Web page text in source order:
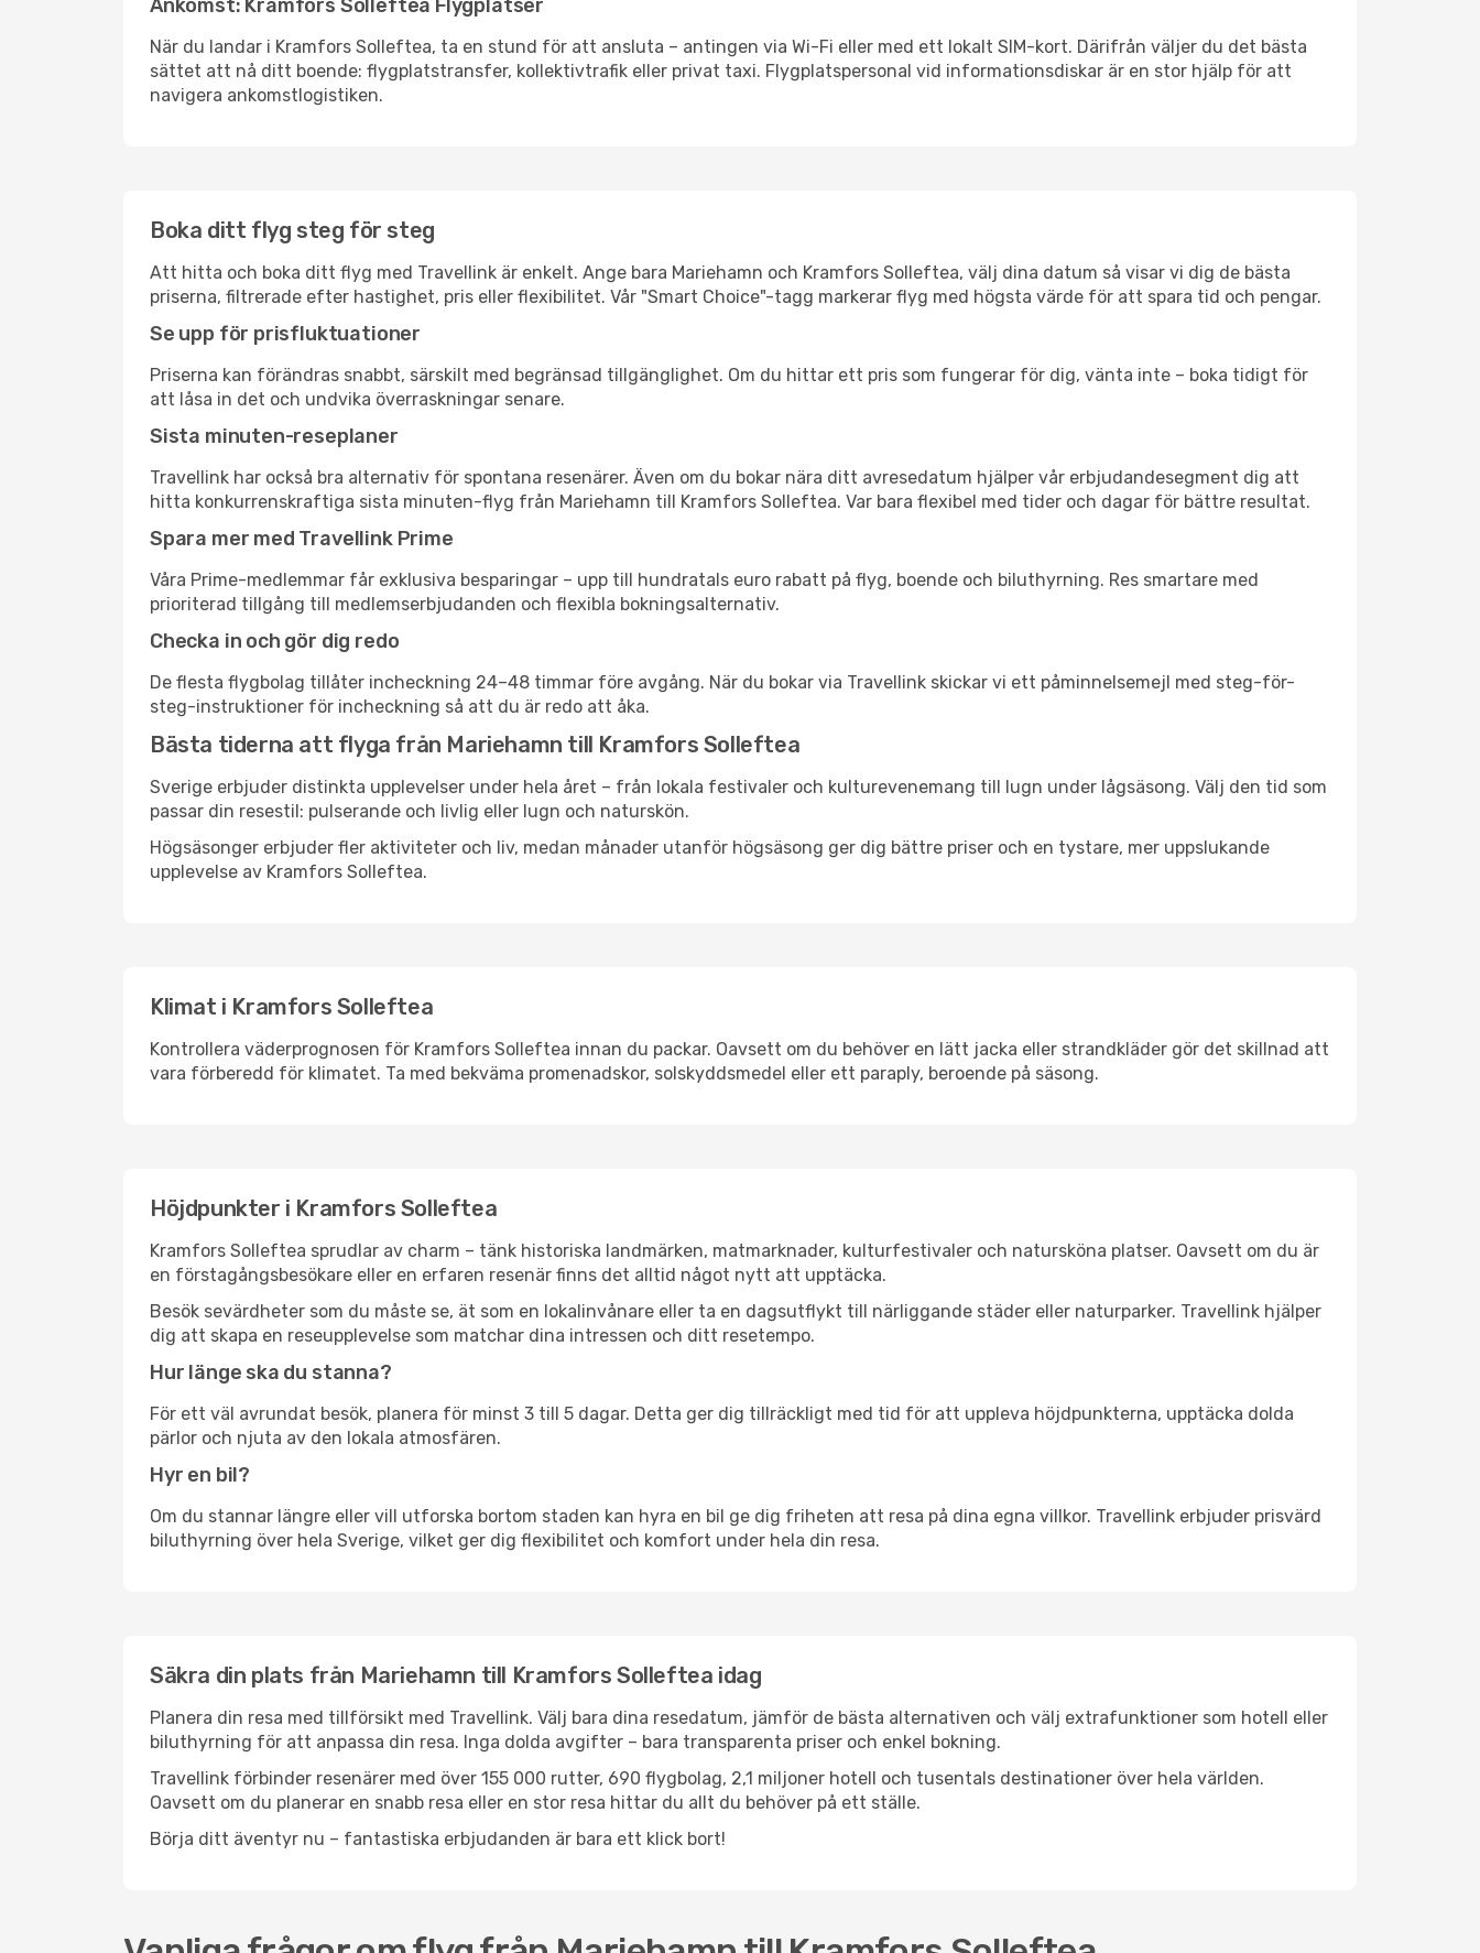
Ankomst: Kramfors Solleftea Flygplatser
När du landar i Kramfors Solleftea, ta en stund för att ansluta – antingen via Wi-Fi eller med ett lokalt SIM-kort. Därifrån väljer du det bästa
sättet att nå ditt boende: flygplatstransfer, kollektivtrafik eller privat taxi. Flygplatspersonal vid informationsdiskar är en stor hjälp för att
navigera ankomstlogistiken.
Boka ditt flyg steg för steg
Att hitta och boka ditt flyg med Travellink är enkelt. Ange bara Mariehamn och Kramfors Solleftea, välj dina datum så visar vi dig de bästa
priserna, filtrerade efter hastighet, pris eller flexibilitet. Vår "Smart Choice"-tagg markerar flyg med högsta värde för att spara tid och pengar.
Se upp för prisfluktuationer
Priserna kan förändras snabbt, särskilt med begränsad tillgänglighet. Om du hittar ett pris som fungerar för dig, vänta inte – boka tidigt för
att låsa in det och undvika överraskningar senare.
Sista minuten-reseplaner
Travellink har också bra alternativ för spontana resenärer. Även om du bokar nära ditt avresedatum hjälper vår erbjudandesegment dig att
hitta konkurrenskraftiga sista minuten-flyg från Mariehamn till Kramfors Solleftea. Var bara flexibel med tider och dagar för bättre resultat.
Spara mer med Travellink Prime
Våra Prime-medlemmar får exklusiva besparingar – upp till hundratals euro rabatt på flyg, boende och biluthyrning. Res smartare med
prioriterad tillgång till medlemserbjudanden och flexibla bokningsalternativ.
Checka in och gör dig redo
De flesta flygbolag tillåter incheckning 24–48 timmar före avgång. När du bokar via Travellink skickar vi ett påminnelsemejl med steg-för-
steg-instruktioner för incheckning så att du är redo att åka.
Bästa tiderna att flyga från Mariehamn till Kramfors Solleftea
Sverige erbjuder distinkta upplevelser under hela året – från lokala festivaler och kulturevenemang till lugn under lågsäsong. Välj den tid som
passar din resestil: pulserande och livlig eller lugn och naturskön.
Högsäsonger erbjuder fler aktiviteter och liv, medan månader utanför högsäsong ger dig bättre priser och en tystare, mer uppslukande
upplevelse av Kramfors Solleftea.
Klimat i Kramfors Solleftea
Kontrollera väderprognosen för Kramfors Solleftea innan du packar. Oavsett om du behöver en lätt jacka eller strandkläder gör det skillnad att
vara förberedd för klimatet. Ta med bekväma promenadskor, solskyddsmedel eller ett paraply, beroende på säsong.
Höjdpunkter i Kramfors Solleftea
Kramfors Solleftea sprudlar av charm – tänk historiska landmärken, matmarknader, kulturfestivaler och natursköna platser. Oavsett om du är
en förstagångsbesökare eller en erfaren resenär finns det alltid något nytt att upptäcka.
Besök sevärdheter som du måste se, ät som en lokalinvånare eller ta en dagsutflykt till närliggande städer eller naturparker. Travellink hjälper
dig att skapa en reseupplevelse som matchar dina intressen och ditt resetempo.
Hur länge ska du stanna?
För ett väl avrundat besök, planera för minst 3 till 5 dagar. Detta ger dig tillräckligt med tid för att uppleva höjdpunkterna, upptäcka dolda
pärlor och njuta av den lokala atmosfären.
Hyr en bil?
Om du stannar längre eller vill utforska bortom staden kan hyra en bil ge dig friheten att resa på dina egna villkor. Travellink erbjuder prisvärd
biluthyrning över hela Sverige, vilket ger dig flexibilitet och komfort under hela din resa.
Säkra din plats från Mariehamn till Kramfors Solleftea idag
Planera din resa med tillförsikt med Travellink. Välj bara dina resedatum, jämför de bästa alternativen och välj extrafunktioner som hotell eller
biluthyrning för att anpassa din resa. Inga dolda avgifter – bara transparenta priser och enkel bokning.
Travellink förbinder resenärer med över 155 000 rutter, 690 flygbolag, 2,1 miljoner hotell och tusentals destinationer över hela världen.
Oavsett om du planerar en snabb resa eller en stor resa hittar du allt du behöver på ett ställe.
Börja ditt äventyr nu – fantastiska erbjudanden är bara ett klick bort!